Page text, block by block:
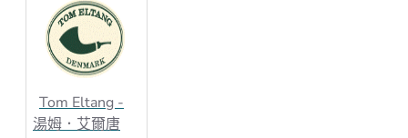
Tom Eltang -
湯姆．艾爾唐